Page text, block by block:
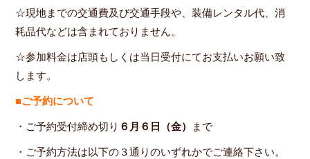
☆現地までの交通費及び交通手段や、装備レンタル代、消
耗品代などは含まれておりません。
☆参加料金は店頭もしくは当日受付にてお支払いお願い致
します。
■ご予約について
・ご予約受付締め切り ６月６日（金） まで
・ご予約方法は以下の３通りのいずれかでご連絡下さい。